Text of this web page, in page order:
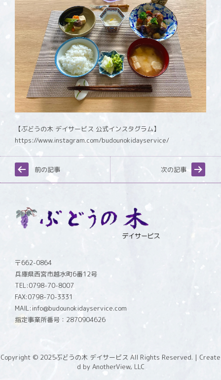
【ぶどうの木 デイサービス 公式インスタグラム】
https://www.instagram.com/budounokidayservice/
前の記事 次の記事
〒662-0864
兵庫県西宮市越水町6番12号
TEL:0798-70-8007
FAX:0798-70-3331
MAIL:info@budounokidayservice.com
指定事業所番号：2870904626
Copyright © 2025ぶどうの木 デイサービス All Rights Reserved. | Create
d byAnotherView, LLC